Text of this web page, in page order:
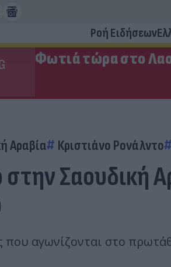
Ροή Ειδήσεων
Φωτιά τώρα στο
Αραβία Κριστιάνο Ρονάλντο
Σαουδική
που αγωνίζονται στο